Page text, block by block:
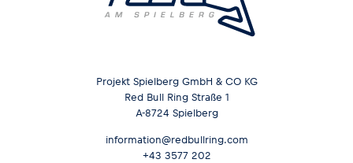
Projekt Spielberg GmbH & CO KG
Red Bull Ring Straße 1
A-8724 Spielberg
information@redbullring.com
+43 3577 202